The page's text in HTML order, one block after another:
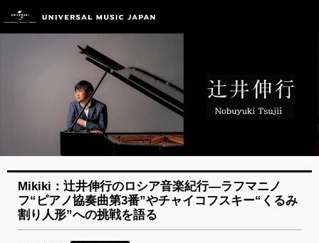
Mikiki：辻井伸行のロシア音楽紀行―ラフマニノ
フ“ピアノ協奏曲第3番”やチャイコフスキー“くるみ
割り人形”への挑戦を語る